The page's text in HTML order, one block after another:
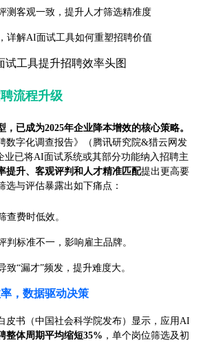
测客观一致，提升人才筛选精准度
详解AI面试工具如何重塑招聘价值
流程升级
已成为2025年企业降本增效的核心策略。
数字化调查报告》（腾讯研究院&猎云网发
业已将AI面试系统或其部分功能纳入招聘主
提升、客观评判和人才精准匹配提出更高要
选与评估暴露出如下痛点：
查费时低效。
判标准不一，影响雇主品牌。
致“漏才”频发，提升难度大。
，数据驱动决策
皮书（中国社会科学院发布）显示，应用AI
整体周期平均缩短35% ，单个岗位筛选及初